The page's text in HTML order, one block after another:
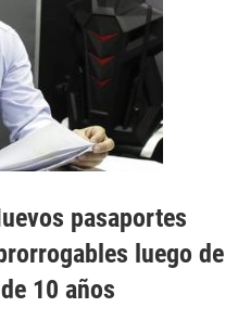
pasaportes
luego de
10 años